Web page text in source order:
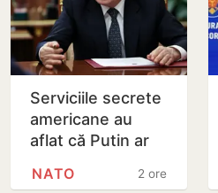
Serviciile secrete
americane au
aflat că Putin ar
cu un atac chiar în
2 ore
NATO